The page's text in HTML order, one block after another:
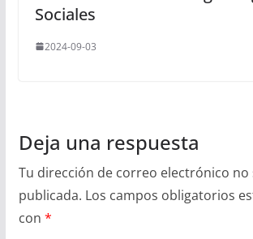
Sociales
2024-09-03
Deja una respuesta
Tu dirección de correo electrónico no
publicada. Los campos obligatorios
con *